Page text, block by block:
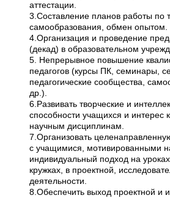
аттестации.
3.Составление планов работы по
самообразования, обмен опытом.
4.Организация и проведение
(декад) в образовательном
5. Непрерывное повышение
педагогов (курсы ПК, семинары,
педагогические сообщества,
др.).
6.Развивать творческие и
способности учащихся и интерес
научным дисциплинам.
7.Организовать
с учащимися, мотивированными
индивидуальный подход на
кружках, в проектной,
деятельности.
8.Обеспечить выход проектной и